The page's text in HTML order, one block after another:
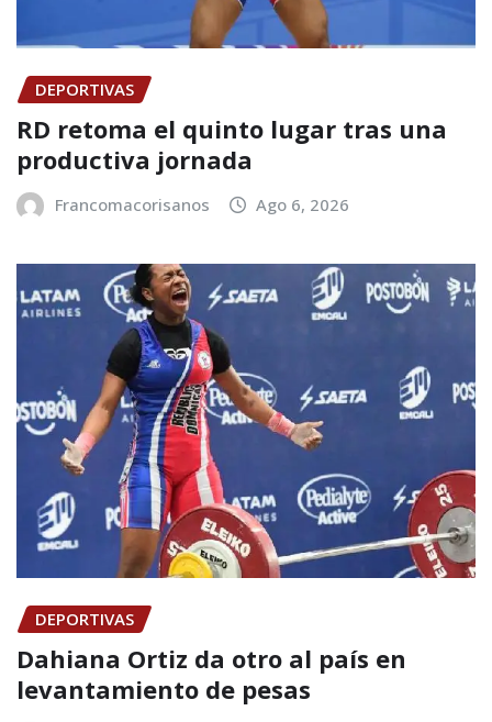
DEPORTIVAS
RD retoma el quinto lugar tras una
productiva jornada
Francomacorisanos Ago 6, 2026
DEPORTIVAS
Dahiana Ortiz da otro al país en
levantamiento de pesas